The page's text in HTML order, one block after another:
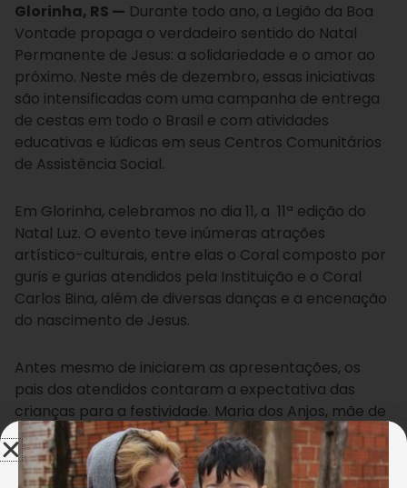
Glorinha, RS — Durante todo ano, a Legião da Boa
Vontade propaga o verdadeiro sentido do Natal
Permanente de Jesus: a solidariedade e o amor ao
próximo. Neste mês de dezembro, essas iniciativas
são intensificadas com uma campanha de entrega
de cestas em todo o Brasil e com atividades
educativas e lúdicas em seus Centros Comunitários
de Assistência Social.
Em Glorinha, celebramos no dia 11, a 11ª edição do
Natal Luz. O evento teve inúmeras atrações
artístico-culturais, entre elas o Coral composto por
guris e gurias atendidos pela Instituição e o Coral
Carlos Bina, além de diversas danças e a encenação
do nascimento de Jesus.
Antes mesmo de iniciarem as apresentações, os
pais dos atendidos contaram a expectativa das
crianças para a festividade. Maria dos Anjos, mãe de
dois pequeninos comentou: “Eles vão cantar e
apresentar. Estão muito empolgados, não veem a
hora de chegar o Natal Luz da LBV. Eles ficam muito